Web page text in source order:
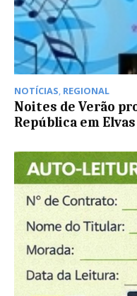
NOTÍCIAS, REGIONAL
Noites de Verão
República em Elvas